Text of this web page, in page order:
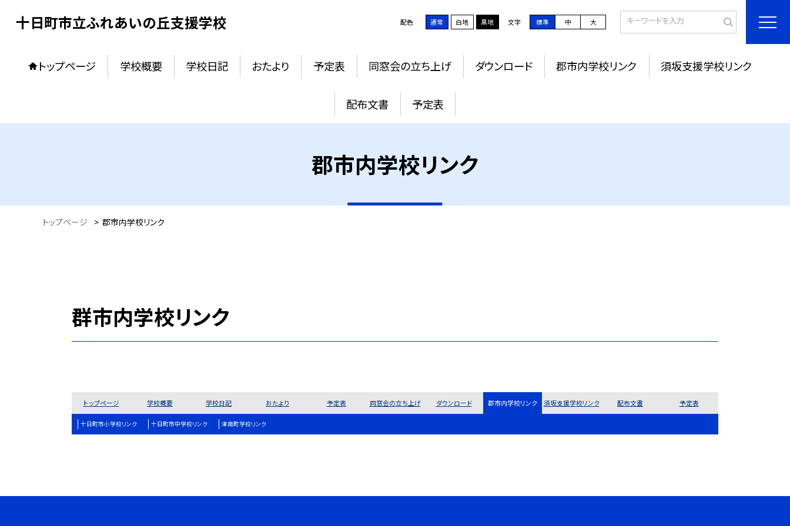
十日町市立ふれあいの丘支援学校 配色 通常 白地 黒地 文字 標準 中 大
トップページ 学校概要 学校日記 おたより 予定表 同窓会の立ち上げ ダウンロード 郡市内学校リンク 須坂支援学校リンク
配布文書 予定表
郡市内学校リンク
トップページ > 郡市内学校リンク
群市内学校リンク
トップページ 学校概要 学校日記 おたより 予定表 同窓会の立ち上げ ダウンロード 郡市内学校リンク
十日町市小学校リンク 十日町市中学校リンク 津南町学校リンク
須坂支援学校リンク 配布文書 予定表